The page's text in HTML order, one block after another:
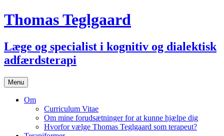
Thomas Teglgaard
Læge og specialist i kognitiv og dialektisk
adfærdsterapi
Menu Skip
to
content
Om
Curriculum Vitae
Om mine forudsætninger for at kunne hjælpe dig
Hvorfor vælge Thomas Teglgaard som terapeut?